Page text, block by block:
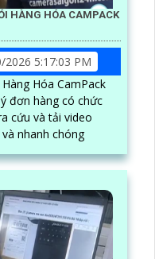
HÀNG HÓA CAMPACK
2026 5:17:03 PM
Hóa CamPack
đơn hàng có chức
cứu và tải video
nhanh chóng